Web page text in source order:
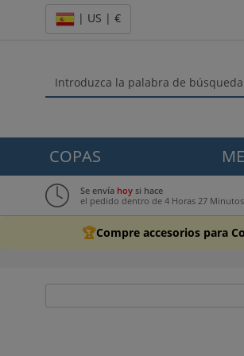
| US | €
COPAS
Se envía hoy si hace
el pedido dentro de 4 Horas 27
🏆Compre accesorios para